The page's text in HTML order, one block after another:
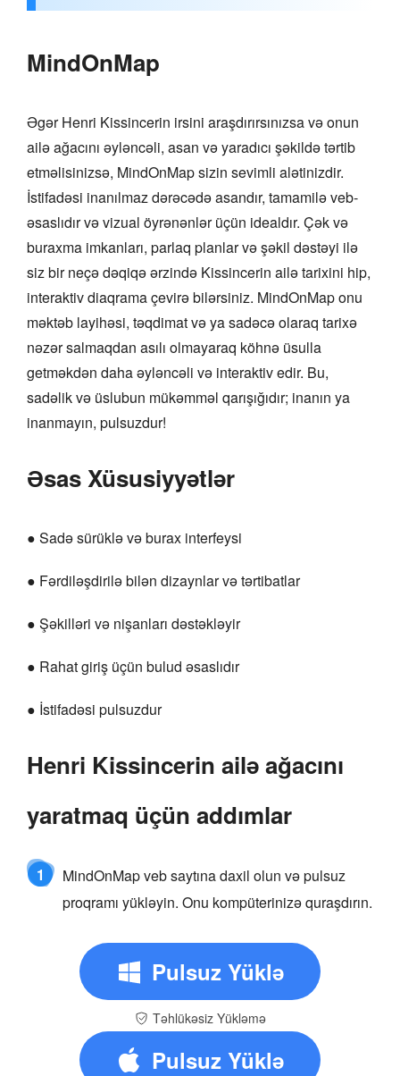
MindOnMap
Əgər Henri Kissincerin irsini araşdırırsınızsa və onun
ailə ağacını əyləncəli, asan və yaradıcı şəkildə tərtib
etməlisinizsə, MindOnMap sizin sevimli alətinizdir.
İstifadəsi inanılmaz dərəcədə asandır, tamamilə veb-
əsaslıdır və vizual öyrənənlər üçün idealdır. Çək və
buraxma imkanları, parlaq planlar və şəkil dəstəyi ilə
siz bir neçə dəqiqə ərzində Kissincerin ailə tarixini hip,
interaktiv diaqrama çevirə bilərsiniz. MindOnMap onu
məktəb layihəsi, təqdimat və ya sadəcə olaraq tarixə
nəzər salmaqdan asılı olmayaraq köhnə üsulla
getməkdən daha əyləncəli və interaktiv edir. Bu,
sadəlik və üslubun mükəmməl qarışığıdır; inanın ya
inanmayın, pulsuzdur!
Əsas Xüsusiyyətlər
● Sadə sürüklə və burax interfeysi
● Fərdiləşdirilə bilən dizaynlar və tərtibatlar
● Şəkilləri və nişanları dəstəkləyir
● Rahat giriş üçün bulud əsaslıdır
● İstifadəsi pulsuzdur
Henri Kissincerin ailə ağacını
yaratmaq üçün addımlar
1
MindOnMap veb saytına daxil olun və pulsuz
proqramı yükləyin. Onu kompüterinizə quraşdırın.
Pulsuz Yüklə
Təhlükəsiz Yükləmə
Pulsuz Yüklə